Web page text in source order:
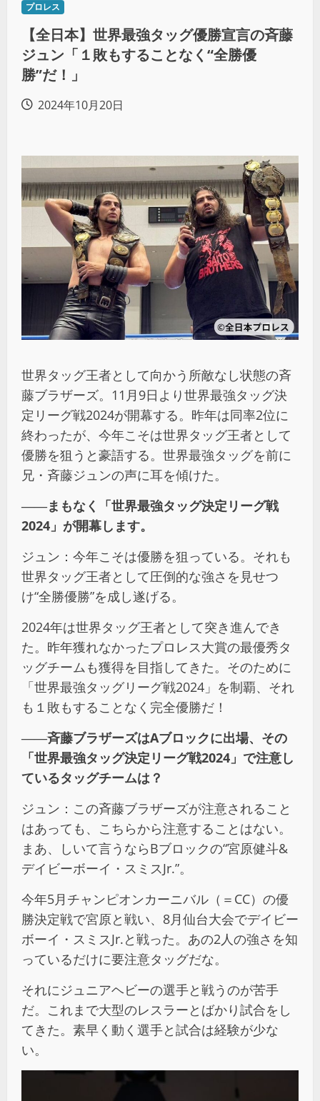
プロレス
【全日本】世界最強タッグ優勝宣言の斉藤
ジュン「１敗もすることなく“全勝優
勝”だ！」
2024年10月20日
世界タッグ王者として向かう所敵なし状態の斉
藤ブラザーズ。11月9日より世界最強タッグ決
定リーグ戦2024が開幕する。昨年は同率2位に
終わったが、今年こそは世界タッグ王者として
優勝を狙うと豪語する。世界最強タッグを前に
兄・斉藤ジュンの声に耳を傾けた。
――まもなく「世界最強タッグ決定リーグ戦
2024」が開幕します。
ジュン：今年こそは優勝を狙っている。それも
世界タッグ王者として圧倒的な強さを見せつ
け“全勝優勝”を成し遂げる。
2024年は世界タッグ王者として突き進んでき
た。昨年獲れなかったプロレス大賞の最優秀タ
ッグチームも獲得を目指してきた。そのために
「世界最強タッグリーグ戦2024」を制覇、それ
も１敗もすることなく完全優勝だ！
――斉藤ブラザーズはAブロックに出場、その
「世界最強タッグ決定リーグ戦2024」で注意し
ているタッグチームは？
ジュン：この斉藤ブラザーズが注意されること
はあっても、こちらから注意することはない。
まあ、しいて言うならBブロックの“宮原健斗&
デイビーボーイ・スミスJr.”。
今年5月チャンピオンカーニバル（＝CC）の優
勝決定戦で宮原と戦い、8月仙台大会でデイビー
ボーイ・スミスJr.と戦った。あの2人の強さを知
っているだけに要注意タッグだな。
それにジュニアヘビーの選手と戦うのが苦手
だ。これまで大型のレスラーとばかり試合をし
てきた。素早く動く選手と試合は経験が少な
い。